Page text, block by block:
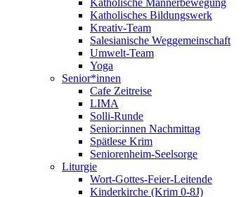
Katholische Männerbewegung
Katholisches Bildungswerk
Kreativ-Team
Salesianische Weggemeinschaft
Umwelt-Team
Yoga
Senior*innen
Cafe Zeitreise
LIMA
Solli-Runde
Senior:innen Nachmittag
Spätlese Krim
Seniorenheim-Seelsorge
Liturgie
Wort-Gottes-Feier-Leitende
Kinderkirche (Krim 0-8J)